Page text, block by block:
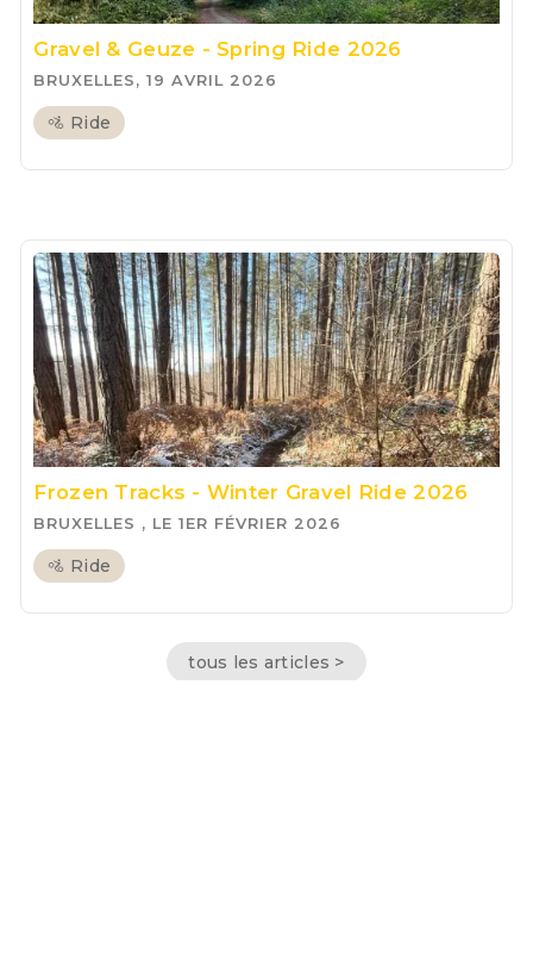
Gravel & Geuze - Spring Ride 2026
BRUXELLES, 19 AVRIL 2026
🚵 Ride
Frozen Tracks - Winter Gravel Ride 2026
BRUXELLES , LE 1ER FÉVRIER 2026
🚵 Ride
tous les articles >